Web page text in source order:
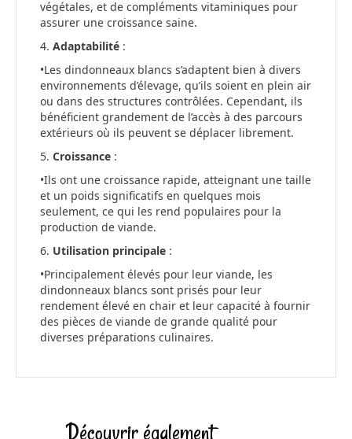
végétales, et de compléments vitaminiques pour
assurer une croissance saine.
4. Adaptabilité :
•Les dindonneaux blancs s’adaptent bien à divers
environnements d’élevage, qu’ils soient en plein air
ou dans des structures contrôlées. Cependant, ils
bénéficient grandement de l’accès à des parcours
extérieurs où ils peuvent se déplacer librement.
5. Croissance :
•Ils ont une croissance rapide, atteignant une taille
et un poids significatifs en quelques mois
seulement, ce qui les rend populaires pour la
production de viande.
6. Utilisation principale :
•Principalement élevés pour leur viande, les
dindonneaux blancs sont prisés pour leur
rendement élevé en chair et leur capacité à fournir
des pièces de viande de grande qualité pour
diverses préparations culinaires.
Découvrir également